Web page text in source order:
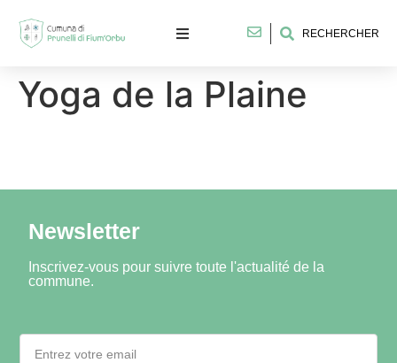
RECHERCHER
Yoga de la Plaine
Newsletter
Inscrivez-vous pour suivre toute l'actualité de la
commune.